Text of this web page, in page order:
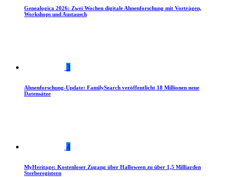
Genealogica 2026: Zwei Wochen digitale Ahnenforschung mit Vorträgen,
Workshops und Austausch
3
Ahnenforschung-Update: FamilySearch veröffentlicht 18 Millionen neue
Datensätze
4
MyHeritage: Kostenloser Zugang über Halloween zu über 1,5 Milliarden
Sterberegistern